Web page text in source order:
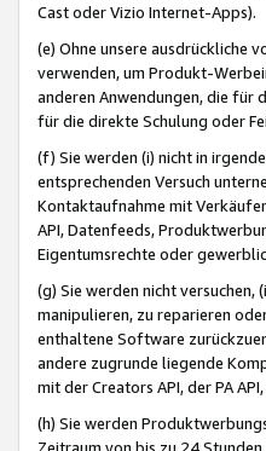
Cast oder Vizio Internet-Apps).
(e) Ohne unsere ausdrückliche
verwenden, um Produkt-
anderen Anwendungen, die für
für die direkte Schulung oder
(f) Sie werden (i) nicht in
entsprechenden Versuch
Kontaktaufnahme mit
API, Datenfeeds,
Eigentumsrechte oder
(g) Sie werden nicht
manipulieren, zu reparieren
enthaltene Software
andere zugrunde liegende
mit der Creators API, der PA
(h) Sie werden
Zeitraum von bis zu 24